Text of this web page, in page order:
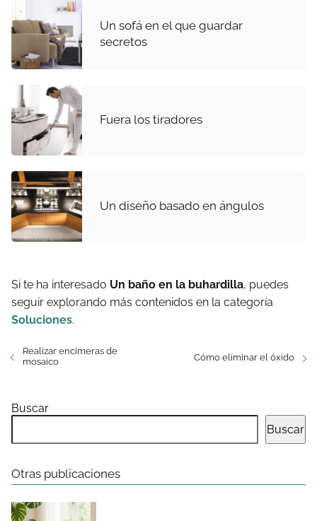
Un sofá en el que guardar
secretos
Fuera los tiradores
Un diseño basado en ángulos
Si te ha interesado Un baño en la buhardilla, puedes
seguir explorando más contenidos en la categoría
Soluciones.
Realizar encimeras de
mosaico
Cómo eliminar el óxido
Buscar
Buscar
Otras publicaciones